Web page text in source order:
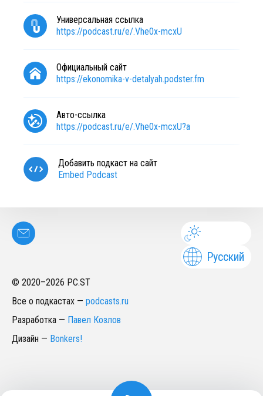
Универсальная ссылка
https://podcast.ru/e/.Vhe0x-mcxU
Официальный сайт
https://ekonomika-v-detalyah.podster.fm
Авто-ссылка
https://podcast.ru/e/.Vhe0x-mcxU?a
Добавить подкаст на сайт
Embed Podcast
Русский
© 2020–2026 PC.ST
Все о подкастах — podcasts.ru
Разработка — Павел Козлов
Дизайн — Bonkers!